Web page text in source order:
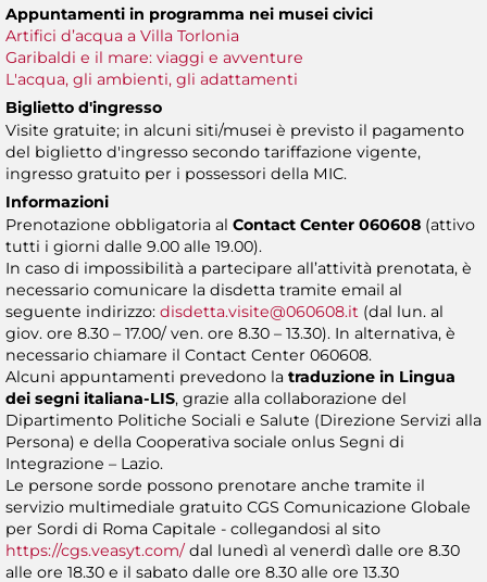
Appuntamenti in programma nei musei civici
Artifici d’acqua a Villa Torlonia
Garibaldi e il mare: viaggi e avventure
L'acqua, gli ambienti, gli adattamenti
Biglietto d'ingresso
Visite gratuite; in alcuni siti/musei è previsto il pagamento
del biglietto d'ingresso secondo tariffazione vigente,
ingresso gratuito per i possessori della MIC.
Informazioni
Prenotazione obbligatoria al Contact Center 060608 (attivo
tutti i giorni dalle 9.00 alle 19.00).
In caso di impossibilità a partecipare all’attività prenotata, è
necessario comunicare la disdetta tramite email al
seguente indirizzo: disdetta.visite@060608.it (dal lun. al
giov. ore 8.30 – 17.00/ ven. ore 8.30 – 13.30). In alternativa, è
necessario chiamare il Contact Center 060608.
Alcuni appuntamenti prevedono la traduzione in Lingua
dei segni italiana-LIS, grazie alla collaborazione del
Dipartimento Politiche Sociali e Salute (Direzione Servizi alla
Persona) e della Cooperativa sociale onlus Segni di
Integrazione – Lazio.
Le persone sorde possono prenotare anche tramite il
servizio multimediale gratuito CGS Comunicazione Globale
per Sordi di Roma Capitale - collegandosi al sito
https://cgs.veasyt.com/dal lunedì al venerdì dalle ore 8.30
alle ore 18.30 e il sabato dalle ore 8.30 alle ore 13.30